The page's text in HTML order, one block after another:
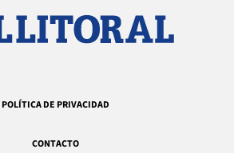
POLÍTICA DE PRIVACIDAD
CONTACTO